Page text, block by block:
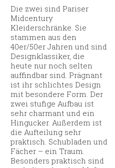
Die zwei sind Pariser
Midcentury
Kleiderschränke. Sie
stammen aus den
40er/50er Jahren und sind
Designklassiker, die
heute nur noch selten
auffindbar sind. Prägnant
ist ihr schlichtes Design
mit besondere Form. Der
zwei stufige Aufbau ist
sehr charmant und ein
Hingucker. Außerdem ist
die Aufteilung sehr
praktisch. Schubladen und
Fächer – ein Traum.
Besonders praktisch sind